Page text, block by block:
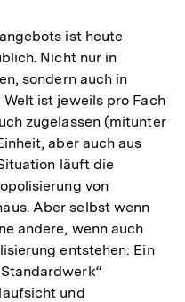
ist heute
Nicht nur in
sondern auch in
ist jeweils pro Fach
zugelassen (mitunter
aber auch aus
läuft die
von
Aber selbst wenn
andere, wenn auch
entstehen: Ein
und